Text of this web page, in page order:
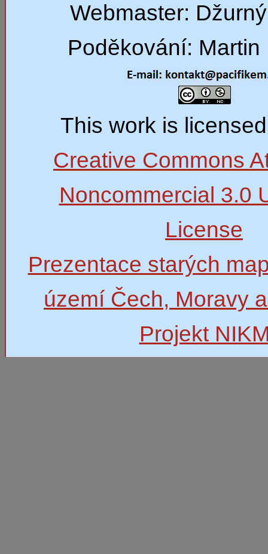
Webmaster:
Poděkování: Martin
This work is
Creative Commons
Noncommercial 3.0
License
Prezentace starých
území Čech, Moravy
Projekt